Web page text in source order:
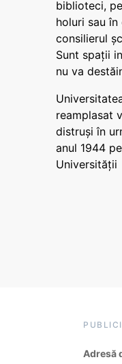
biblioteci,
holuri sau
consilierul
Sunt spații
nu va
reamplasat
distruși în
anul 1944
Universității
Adresă